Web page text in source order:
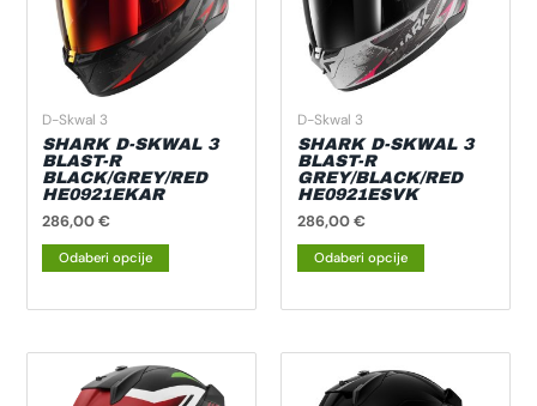
D-Skwal 3
SHARK D-SKWAL 3
BLAST-R
BLACK/GREY/RED
HE0921EKAR
286,00€
Odaberi opcije
Opcije
se
na
stranici
D-Skwal 3
SHARK D-SKWAL 3
BLAST-R
GREY/BLACK/RED
HE0921ESVK
286,00€
Odaberi opcije
Opcije
se
na
stranici
Ovaj
proizvod
proizvod